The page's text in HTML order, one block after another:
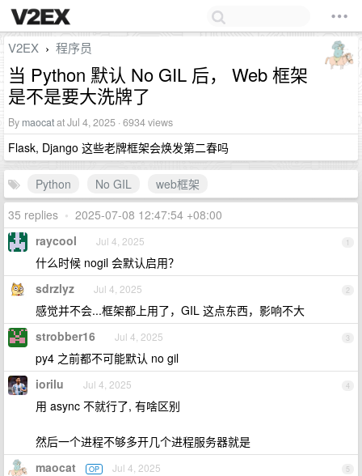
V2EX › 程序员
当 Python 默认 No GIL 后， Web 框架
是不是要大洗牌了
By maocatat Jul 4, 2025 · 6934 views
Flask, Django 这些老牌框架会焕发第二春吗
Python No GIL
web框架
35 replies • 2025-07-08 12:47:54 +08:00
1
raycool Jul 4, 2025
什么时候 nogil 会默认启用？
2
sdrzlyz Jul 4, 2025
感觉并不会...框架都上用了，GIL 这点东西，影响不大
3
strobber16 Jul 4, 2025
py4 之前都不可能默认 no gil
4
iorilu Jul 4, 2025
用 async 不就行了, 有啥区别
然后一个进程不够多开几个进程服务器就是
5
maocat OP Jul 4, 2025